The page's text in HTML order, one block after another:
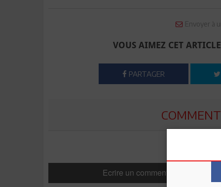
Envoyer à
VOUS AIMEZ CET
PARTAGER
Ecrire un commentaire